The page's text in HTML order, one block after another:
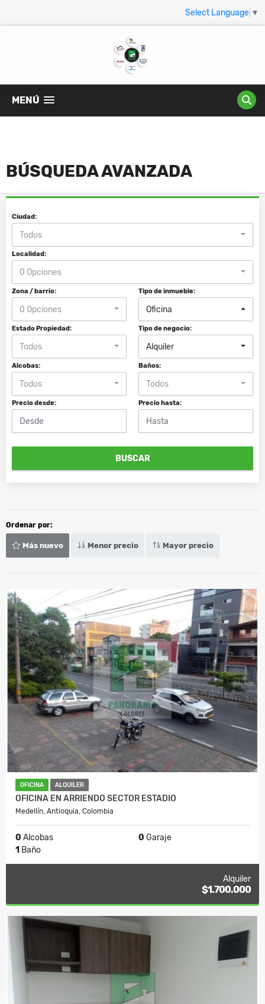
Select Language ▼
MENÚ
BÚSQUEDA AVANZADA
Ciudad:
Todos
Localidad:
0 Opciones
Zona / barrio:
0 Opciones
Tipo de inmueble:
Oficina
Estado Propiedad:
Todos
Tipo de negocio:
Alquiler
Alcobas:
Todos
Baños:
Todos
Precio desde: Precio hasta:
BUSCAR
Ordenar por:
Más nuevo Menor precio Mayor precio
OFICINA ALQUILER
OFICINA EN ARRIENDO SECTOR ESTADIO
Medellín, Antioquia, Colombia
0 Alcobas 0 Garaje
1 Baño
Alquiler
$1.700.000